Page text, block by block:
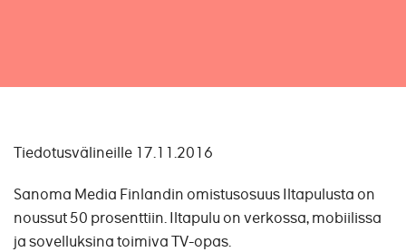
Tiedotusvälineille 17.11.2016
Sanoma Media Finlandin omistusosuus Iltapulusta on
noussut 50 prosenttiin. Iltapulu on verkossa, mobiilissa
ja sovelluksina toimiva TV-opas.